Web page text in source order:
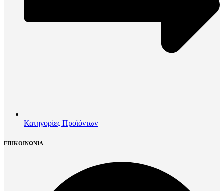
Κατηγορίες Προϊόντων
ΕΠΙΚΟΙΝΩΝΙΑ